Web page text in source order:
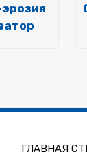
ГЛАВНАЯ